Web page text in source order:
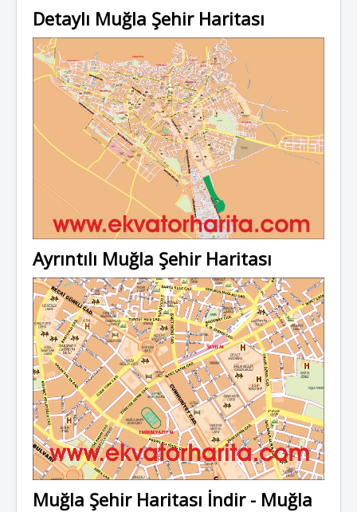
Detaylı Muğla Şehir Haritası
Ayrıntılı Muğla Şehir Haritası
Muğla Şehir Haritası İndir - Muğla